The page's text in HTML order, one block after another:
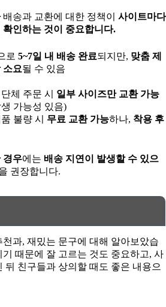
배송과 교환에 대한 정책이 사이트마다
확인하는 것이 중요합니다.
로 5~7일 내 배송 완료되지만, 맞춤 제
소요될 수 있음
단체 주문 시 일부 사이즈만 교환 가능
가능성 있음)
불량 시 무료 교환 가능하나, 착용 후
경우에는 배송 지연이 발생할 수 있으
권장합니다.
과, 재밌는 문구에 대해 알아보았습
때문에 잘 고르는 것도 중요하고, 사
뒤 친구들과 상의할 때도 좋은 내용으